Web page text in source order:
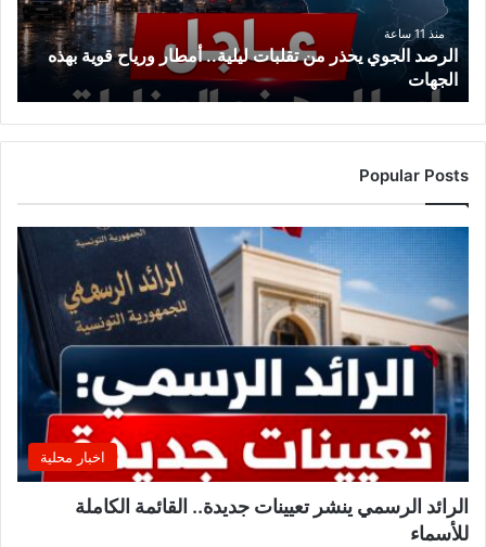
أمطار
ورياح
قوية
بهذه
الجهات
منذ 11 ساعة
الرصد الجوي يحذر من تقلبات ليلية.. أمطار ورياح قوية بهذه
الجهات
Popular Posts
اخبار محلية
الرائد الرسمي ينشر تعيينات جديدة.. القائمة الكاملة
للأسماء